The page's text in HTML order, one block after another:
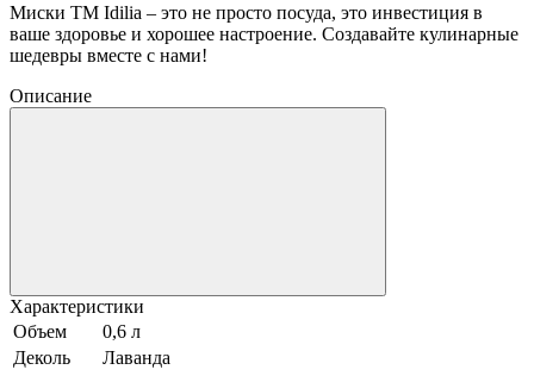
Миски TM Idilia – это не просто посуда, это инвестиция в
ваше здоровье и хорошее настроение. Создавайте кулинарные
шедевры вместе с нами!
Описание
Характеристики
Объем
0,6 л
Деколь
Лаванда